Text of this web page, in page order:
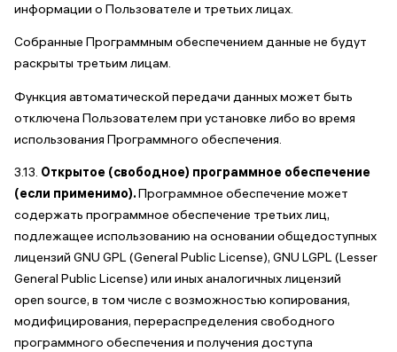
информации о Пользователе и третьих лицах.
Собранные Программным обеспечением данные не будут
раскрыты третьим лицам.
Функция автоматической передачи данных может быть
отключена Пользователем при установке либо во время
использования Программного обеспечения.
3.13. Открытое (свободное) программное обеспечение
(если применимо).Программное обеспечение может
содержать программное обеспечение третьих лиц,
подлежащее использованию на основании общедоступных
лицензий GNU GPL (General Public License), GNU LGPL (Lesser
General Public License) или иных аналогичных лицензий
open source, в том числе с возможностью копирования,
модифицирования, перераспределения свободного
программного обеспечения и получения доступа